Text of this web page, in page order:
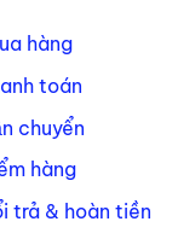
hàng
toán
chuyển
hàng
trả & hoàn tiền